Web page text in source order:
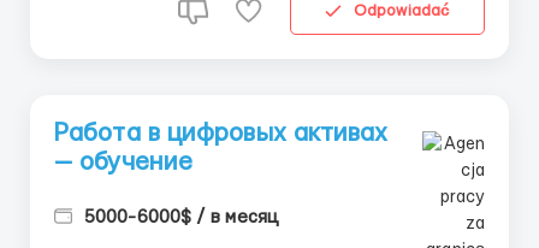
Odpowiadać
Работа в цифровых активах
— обучение
5000-6000$ / в месяц